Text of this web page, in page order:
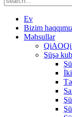
Ev
Bizim
Məhsullar
QiAOQi
Şüşə